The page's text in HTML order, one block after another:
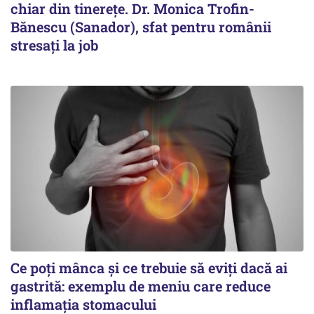
chiar din tinerețe. Dr. Monica Trofin-
Bănescu (Sanador), sfat pentru românii
stresați la job
Ce poți mânca și ce trebuie să eviți dacă ai
gastrită: exemplu de meniu care reduce
inflamația stomacului